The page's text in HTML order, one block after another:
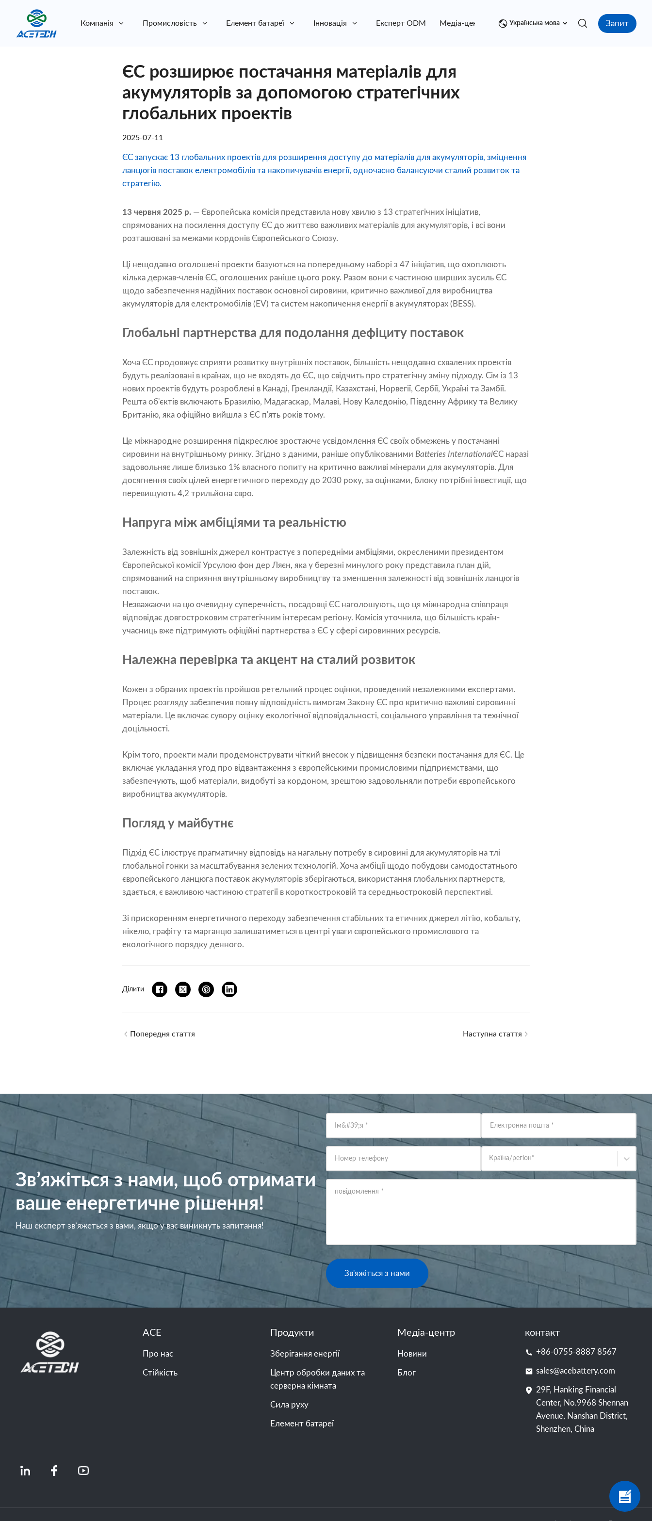
Компанія Промисловість Елемент батареї Інновація Експерт ODM Медіа-центр контакт
Українська мова Запит
ЄС розширює постачання матеріалів для
акумуляторів за допомогою стратегічних
глобальних проектів
2025-07-11
ЄС запускає 13 глобальних проектів для розширення доступу до матеріалів для акумуляторів, зміцнення
ланцюгів поставок електромобілів та накопичувачів енергії, одночасно балансуючи сталий розвиток та
стратегію.
13 червня 2025 р. — Європейська комісія представила нову хвилю з 13 стратегічних ініціатив,
спрямованих на посилення доступу ЄС до життєво важливих матеріалів для акумуляторів, і всі вони
розташовані за межами кордонів Європейського Союзу.
Ці нещодавно оголошені проекти базуються на попередньому наборі з 47 ініціатив, що охоплюють
кілька держав-членів ЄС, оголошених раніше цього року. Разом вони є частиною ширших зусиль ЄС
щодо забезпечення надійних поставок основної сировини, критично важливої ​​для виробництва
акумуляторів для електромобілів (EV) та систем накопичення енергії в акумуляторах (BESS).
Глобальні партнерства для подолання дефіциту поставок
Хоча ЄС продовжує сприяти розвитку внутрішніх поставок, більшість нещодавно схвалених проектів
будуть реалізовані в країнах, що не входять до ЄС, що свідчить про стратегічну зміну підходу. Сім із 13
нових проектів будуть розроблені в Канаді, Гренландії, Казахстані, Норвегії, Сербії, Україні та Замбії.
Решта об'єктів включають Бразилію, Мадагаскар, Малаві, Нову Каледонію, Південну Африку та Велику
Британію, яка офіційно вийшла з ЄС п'ять років тому.
Це міжнародне розширення підкреслює зростаюче усвідомлення ЄС своїх обмежень у постачанні
сировини на внутрішньому ринку. Згідно з даними, раніше опублікованими Batteries InternationalЄС наразі
задовольняє лише близько 1% власного попиту на критично важливі мінерали для акумуляторів. Для
досягнення своїх цілей енергетичного переходу до 2030 року, за оцінками, блоку потрібні інвестиції, що
перевищують 4,2 трильйона євро.
Напруга між амбіціями та реальністю
Залежність від зовнішніх джерел контрастує з попередніми амбіціями, окресленими президентом
Європейської комісії Урсулою фон дер Ляєн, яка у березні минулого року представила план дій,
спрямований на сприяння внутрішньому виробництву та зменшення залежності від зовнішніх ланцюгів
поставок.
Незважаючи на цю очевидну суперечність, посадовці ЄС наголошують, що ця міжнародна співпраця
відповідає довгостроковим стратегічним інтересам регіону. Комісія уточнила, що більшість країн-
учасниць вже підтримують офіційні партнерства з ЄС у сфері сировинних ресурсів.
Належна перевірка та акцент на сталий розвиток
Кожен з обраних проектів пройшов ретельний процес оцінки, проведений незалежними експертами.
Процес розгляду забезпечив повну відповідність вимогам Закону ЄС про критично важливі сировинні
матеріали. Це включає сувору оцінку екологічної відповідальності, соціального управління та технічної
доцільності.
Крім того, проекти мали продемонструвати чіткий внесок у підвищення безпеки постачання для ЄС. Це
включає укладання угод про відвантаження з європейськими промисловими підприємствами, що
забезпечують, щоб матеріали, видобуті за кордоном, зрештою задовольняли потреби європейського
виробництва акумуляторів.
Погляд у майбутнє
Підхід ЄС ілюструє прагматичну відповідь на нагальну потребу в сировині для акумуляторів на тлі
глобальної гонки за масштабування зелених технологій. Хоча амбіції щодо побудови самодостатнього
європейського ланцюга поставок акумуляторів зберігаються, використання глобальних партнерств,
здається, є важливою частиною стратегії в короткостроковій та середньостроковій перспективі.
Зі прискоренням енергетичного переходу забезпечення стабільних та етичних джерел літію, кобальту,
нікелю, графіту та марганцю залишатиметься в центрі уваги європейського промислового та
екологічного порядку денного.
Ділити
Попередня стаття Наступна стаття
Зв’яжіться з нами, щоб отримати
ваше енергетичне рішення!
Наш експерт зв’яжеться з вами, якщо у вас виникнуть запитання!
Ім&#39;я * Електронна пошта *
Номер телефону Країна/регіон*
повідомлення *
Зв'яжіться з нами
ACE
Про нас
Стійкість
Продукти
Зберігання енергії
Центр обробки даних та
серверна кімната
Сила руху
Елемент батареї
Медіа-центр
Новини
Блог
контакт
+86-0755-8887 8567
sales@acebattery.com
29F, Hanking Financial
Center, No.9968 Shennan
Avenue, Nanshan District,
Shenzhen, China